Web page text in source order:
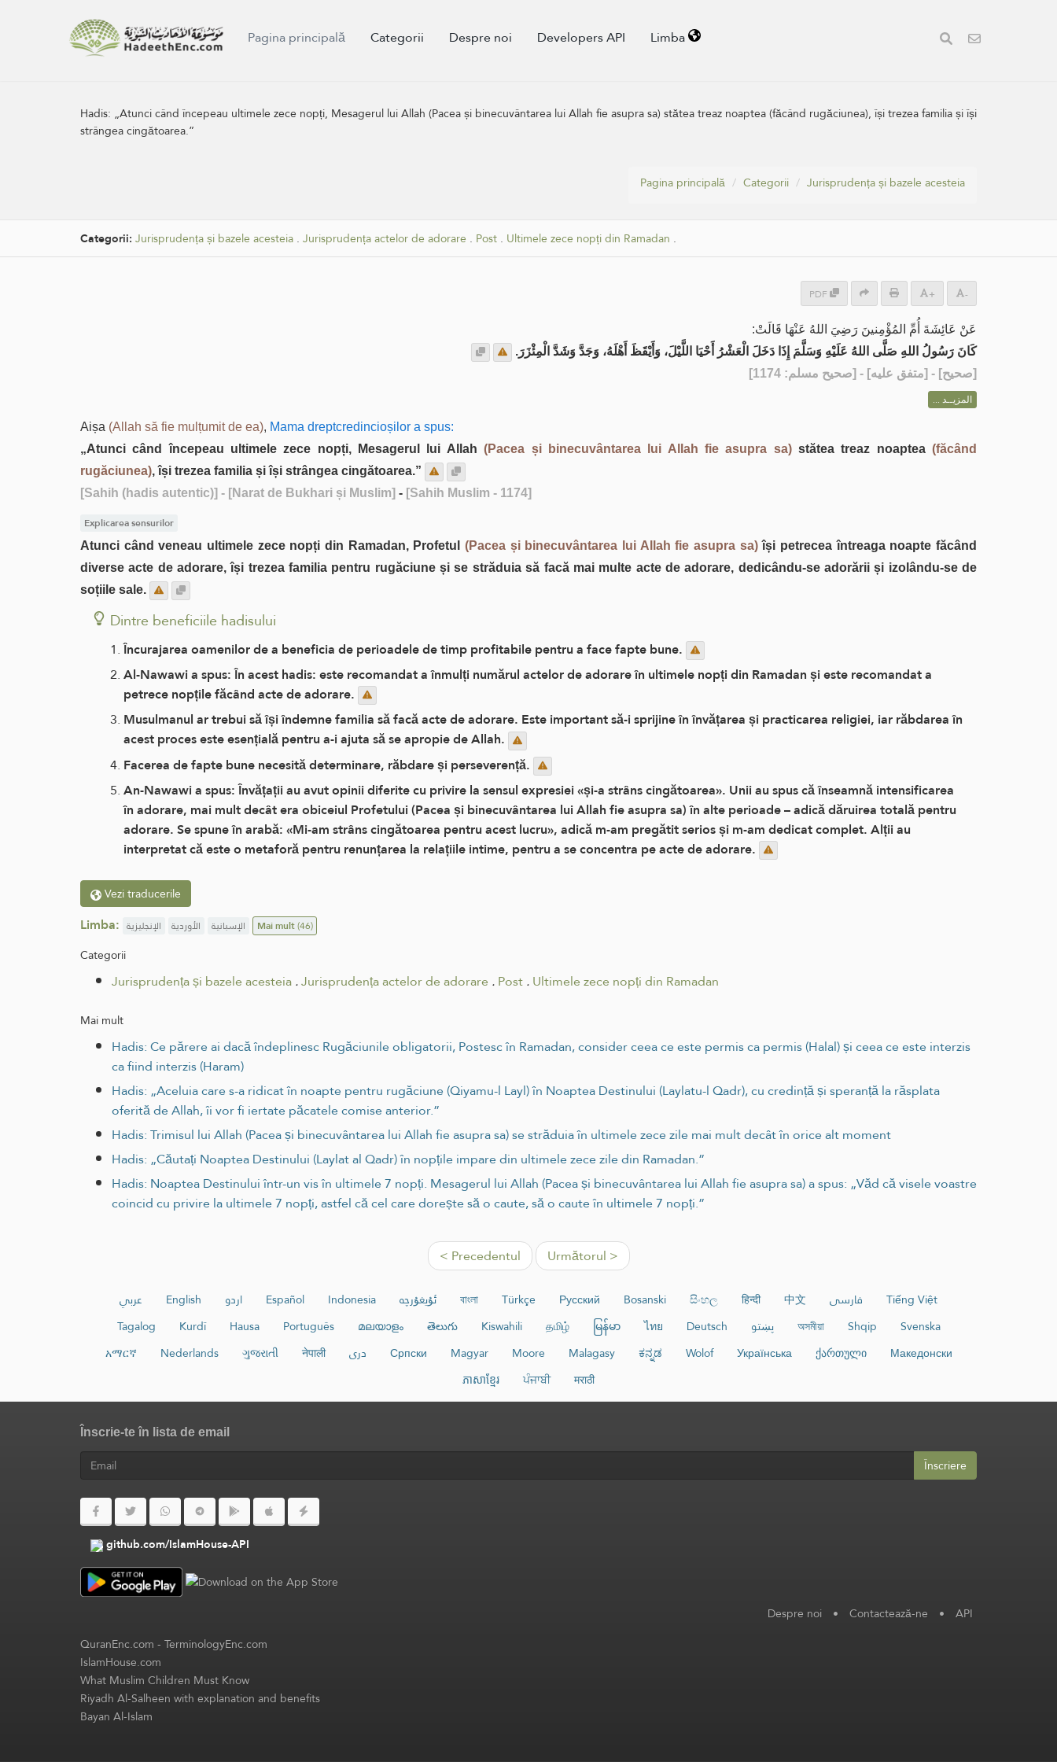
Pagina principală Categorii Despre noi Developers API Limba
Hadis: „Atunci când începeau ultimele zece nopți, Mesagerul lui Allah (Pacea și binecuvântarea lui Allah fie asupra sa) stătea treaz noaptea (făcând rugăciunea), își trezea familia și își
strângea cingătoarea.”
Pagina principală Categorii Jurisprudența și bazele acesteia
Categorii: Jurisprudența și bazele acesteia . Jurisprudența actelor de adorare . Post . Ultimele zece nopți din Ramadan .
PDF + -
عَنْ عَائِشَةَ أُمِّ المُؤْمِنينَ رَضِيَ اللهُ عَنْهَا قَالَتْ:
كَانَ رَسُولُ اللهِ صَلَّى اللهُ عَلَيْهِ وَسَلَّمَ إِذَا دَخَلَ الْعَشْرُ أَحْيَا اللَّيْلَ، وَأَيْقَظَ أَهْلَهُ، وَجَدَّ وَشَدَّ الْمِئْزَرَ.
[صحيح] - [متفق عليه] - [صحيح مسلم: 1174]
المزيــد ...
Aișa (Allah să fie mulțumit de ea), Mama dreptcredincioșilor a spus:
„Atunci când începeau ultimele zece nopți, Mesagerul lui Allah(Pacea și binecuvântarea lui Allah fie asupra sa)stătea treaz noaptea(făcând
rugăciunea), își trezea familia și își strângea cingătoarea.”
[Sahih (hadis autentic)] - [Narat de Bukhari și Muslim] - [Sahih Muslim - 1174]
Explicarea sensurilor
Atunci când veneau ultimele zece nopți din Ramadan, Profetul (Pacea și binecuvântarea lui Allah fie asupra sa)își petrecea întreaga noapte făcând
diverse acte de adorare, își trezea familia pentru rugăciune și se străduia să facă mai multe acte de adorare, dedicându-se adorării și izolându-se de
soțiile sale.
Dintre beneficiile hadisului
Încurajarea oamenilor de a beneficia de perioadele de timp profitabile pentru a face fapte bune.
Al-Nawawi a spus: În acest hadis: este recomandat a înmulți numărul actelor de adorare în ultimele nopți din Ramadan și este recomandat a
petrece nopțile făcând acte de adorare.
Musulmanul ar trebui să își îndemne familia să facă acte de adorare. Este important să-i sprijine în învățarea și practicarea religiei, iar răbdarea în
acest proces este esențială pentru a-i ajuta să se apropie de Allah.
Facerea de fapte bune necesită determinare, răbdare și perseverență.
An-Nawawi a spus: Învățații au avut opinii diferite cu privire la sensul expresiei «și-a strâns cingătoarea». Unii au spus că înseamnă intensificarea
în adorare, mai mult decât era obiceiul Profetului (Pacea și binecuvântarea lui Allah fie asupra sa) în alte perioade – adică dăruirea totală pentru
adorare. Se spune în arabă: «Mi-am strâns cingătoarea pentru acest lucru», adică m-am pregătit serios și m-am dedicat complet. Alții au
interpretat că este o metaforă pentru renunțarea la relațiile intime, pentru a se concentra pe acte de adorare.
Vezi traducerile
Limba: الإنجليزية الأوردية الإسبانية Mai mult(46)
Categorii
Jurisprudența și bazele acesteia.Jurisprudența actelor de adorare .Post.Ultimele zece nopți din Ramadan
Mai mult
Hadis: Ce părere ai dacă îndeplinesc Rugăciunile obligatorii, Postesc în Ramadan, consider ceea ce este permis ca permis (Halal) și ceea ce este interzis
ca fiind interzis (Haram)
Hadis: „Aceluia care s-a ridicat în noapte pentru rugăciune (Qiyamu-l Layl) în Noaptea Destinului (Laylatu-l Qadr), cu credință și speranță la răsplata
oferită de Allah, îi vor fi iertate păcatele comise anterior.”
Hadis: Trimisul lui Allah (Pacea și binecuvântarea lui Allah fie asupra sa) se străduia în ultimele zece zile mai mult decât în orice alt moment
Hadis: „Căutați Noaptea Destinului (Laylat al Qadr) în nopțile impare din ultimele zece zile din Ramadan.”
Hadis: Noaptea Destinului într-un vis în ultimele 7 nopți. Mesagerul lui Allah (Pacea și binecuvântarea lui Allah fie asupra sa) a spus: „Văd că visele voastre
coincid cu privire la ultimele 7 nopți, astfel că cel care dorește să o caute, să o caute în ultimele 7 nopți.”
< Precedentul Următorul >
عربي English اردو Español Indonesia ئۇيغۇرچە বাংলা Türkçe Русский Bosanski සිංහල हिन्दी 中文 فارسی
Tiếng Việt
Tagalog
Kurdî Hausa Português മലയാളം తెలుగు Kiswahili தமிழ் မြန်မာ ไทย Deutsch پښتو অসমীয়া Shqip
Svenska
አማርኛ
Nederlands ગુજરાતી नेपाली دری Српски Magyar Moore Malagasy ಕನ್ನಡ Wolof Українська ქართული
Македонски
ភាសាខ្មែរ
ਪੰਜਾਬੀ मराठी
Înscrie-te în lista de email
Înscriere
github.com/IslamHouse-API
Despre noi • Contactează-ne • API
QuranEnc.com-TerminologyEnc.com
IslamHouse.com
What Muslim Children Must Know
Riyadh Al-Salheen with explanation and benefits
Bayan Al-Islam